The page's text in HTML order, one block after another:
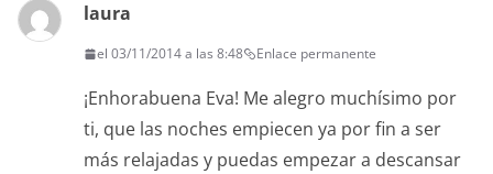
laura
el 03/11/2014 a las 8:48 Enlace permanente
¡Enhorabuena Eva! Me alegro muchísimo por
ti, que las noches empiecen ya por fin a ser
más relajadas y puedas empezar a descansar